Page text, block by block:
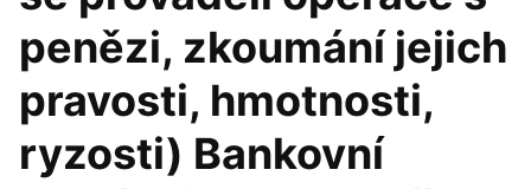
penězi, zkoumání jejich
pravosti, hmotnosti,
ryzosti) Bankovní